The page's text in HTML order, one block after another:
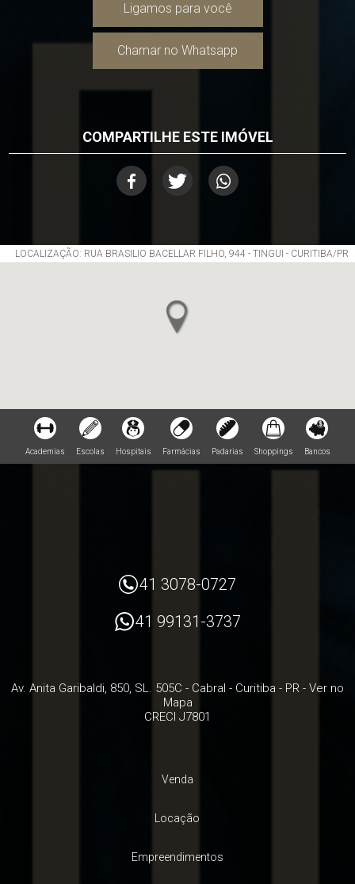
Ligamos para você
Chamar no Whatsapp
COMPARTILHE ESTE IMÓVEL
LOCALIZAÇÃO: RUA BRASILIO BACELLAR FILHO, 944 - TINGUI - CURITIBA/PR
Academias Escolas Hospitais Farmácias Padarias Shoppings Bancos
41 3078-0727
41 99131-3737
Av. Anita Garibaldi, 850, SL. 505C - Cabral - Curitiba - PR - Ver no
Mapa
CRECI J7801
Venda
Locação
Empreendimentos